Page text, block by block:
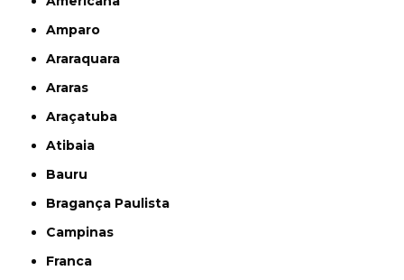
Amparo
Araraquara
Araras
Araçatuba
Atibaia
Bauru
Bragança Paulista
Campinas
Franca